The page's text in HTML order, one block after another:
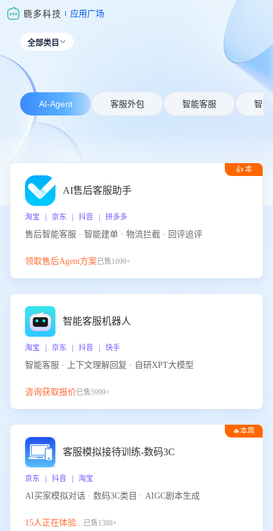
应用广场
全部类目 
AI-Agent 客服外包 智能客服 智能
👍 本
AI售后客服助手
淘宝 | 京东 | 抖音 | 拼多多
售后智能客服 · 智能建单 · 物流拦截 · 回评追评
领取售后Agent方案已售1699+
智能客服机器人
淘宝 | 京东 | 抖音 | 快手
智能客服 · 上下文理解回复 · 自研XPT大模型
咨询获取报价已售5999+
🔥本周
客服模拟接待训练-数码3C
京东 | 抖音 | 淘宝
AI买家模拟对话 · 数码3C类目 · AIGC剧本生成
15人正在体验...已售1388+